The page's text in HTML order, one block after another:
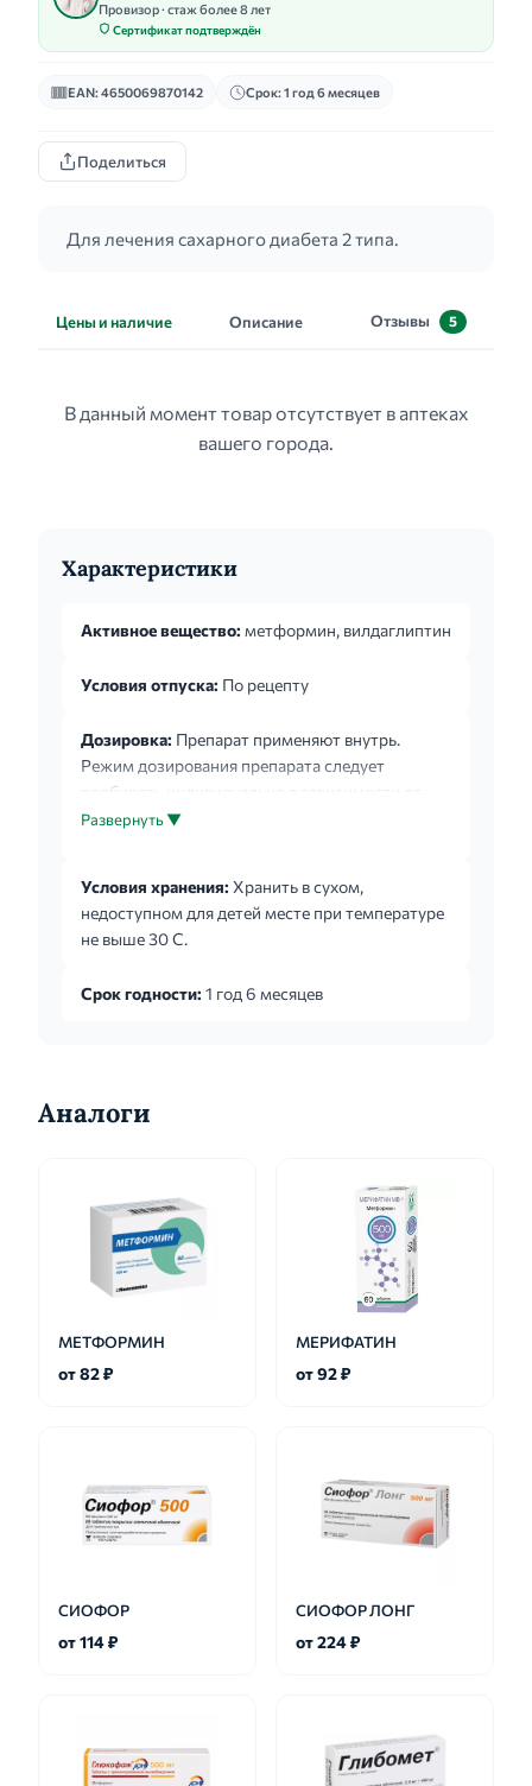
Провизор · стаж более 8 лет
Сертификат подтверждён
EAN: 4650069870142 Срок: 1 год 6 месяцев
Поделиться
Для лечения сахарного диабета 2 типа.
Цены и наличие Описание Отзывы 5
В данный момент товар отсутствует в аптеках
вашего города.
Характеристики
Активное вещество: метформин, вилдаглиптин
Условия отпуска: По рецепту
Дозировка: Препарат применяют внутрь.
Режим дозирования препарата следует
подбирать индивидуально в зависимости от
эффективности и переносимости терапии. При
дозу вилдаглиптина (100 мг). Рекомендуемую
начальную дозу препарата следует подбирать,
учитывая длительность течения сахарного
пациента и уже применявшиеся у пациента
Развернуть ▼
Условия хранения: Хранить в сухом,
недоступном для детей месте при температуре
не выше 30 С.
Срок годности: 1 год 6 месяцев
Аналоги
МЕТФОРМИН
от 82 ₽
МЕРИФАТИН
от 92 ₽
СИОФОР
от 114 ₽
СИОФОР ЛОНГ
от 224 ₽